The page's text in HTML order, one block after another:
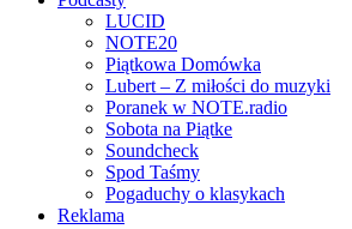
LUCID
NOTE20
Piątkowa Domówka
Lubert – Z miłości do muzyki
Poranek w NOTE.radio
Sobota na Piątke
Soundcheck
Spod Taśmy
Pogaduchy o klasykach
Reklama